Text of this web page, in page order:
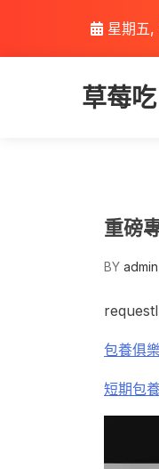
content
星期五,
草莓
重磅
BY admin
包養俱
短期包